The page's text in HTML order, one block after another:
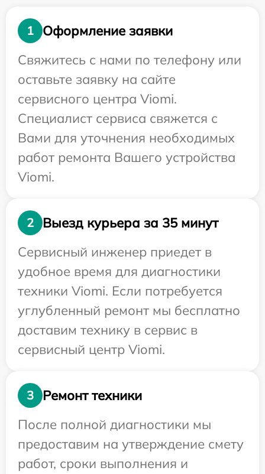
1
Оформление заявки
Свяжитесь с нами по телефону или
оставьте заявку на сайте
сервисного центра Viomi.
Специалист сервиса свяжется с
Вами для уточнения необходимых
работ ремонта Вашего устройства
Viomi.
2
Выезд курьера за 35 минут
Сервисный инженер приедет в
удобное время для диагностики
техники Viomi. Если потребуется
углубленный ремонт мы бесплатно
доставим технику в сервис в
сервисный центр Viomi.
3
Ремонт техники
После полной диагностики мы
предоставим на утверждение смету
работ, сроки выполнения и